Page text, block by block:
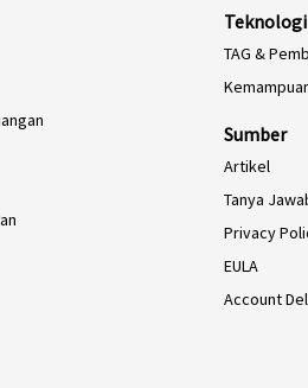
Teknologi
TAG &
Sumber
Artikel
Tanya
Privacy
EULA
Account